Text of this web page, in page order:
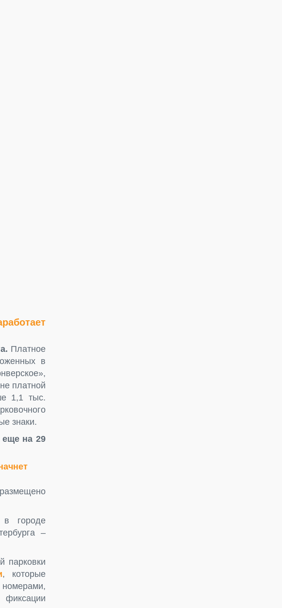
Платное
в
платной
1,1 тыс.
знаки.
еще на 29
в городе
–
парковки
, которые